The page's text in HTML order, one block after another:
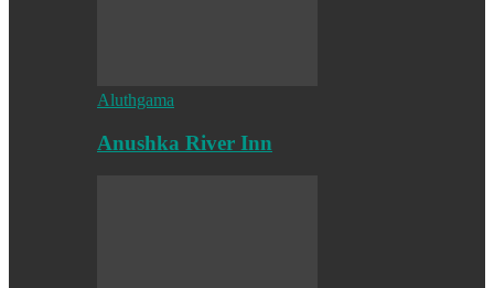
Aluthgama
Anushka River Inn